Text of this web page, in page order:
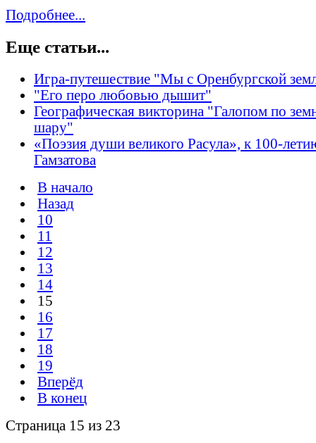
Подробнее...
Еще статьи...
Игра-путешествие "Мы с Оренбургской
"Его перо любовью дышит"
Географическая викторина "Галопом по
шару"
«Поэзия души великого Расула», к 100-
Гамзатова
В начало
Назад
10
11
12
13
14
15
16
17
18
19
Вперёд
В конец
Страница 15 из 23